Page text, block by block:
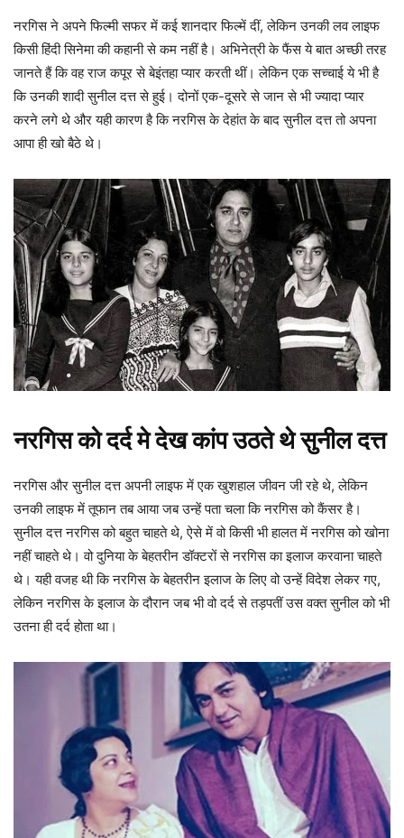
नरगिस ने अपने फिल्मी सफर में कई शानदार फिल्में दीं, लेकिन उनकी लव लाइफ
किसी हिंदी सिनेमा की कहानी से कम नहीं है। अभिनेत्री के फैंस ये बात अच्छी तरह
जानते हैं कि वह राज कपूर से बेइंतहा प्यार करती थीं। लेकिन एक सच्चाई ये भी है
कि उनकी शादी सुनील दत्त से हुई। दोनों एक-दूसरे से जान से भी ज्यादा प्यार
करने लगे थे और यही कारण है कि नरगिस के देहांत के बाद सुनील दत्त तो अपना
आपा ही खो बैठे थे।
नरगिस को दर्द मे देख कांप उठते थे सुनील दत्त
नरगिस और सुनील दत्त अपनी लाइफ में एक खुशहाल जीवन जी रहे थे, लेकिन
उनकी लाइफ में तूफान तब आया जब उन्हें पता चला कि नरगिस को कैंसर है।
सुनील दत्त नरगिस को बहुत चाहते थे, ऐसे में वो किसी भी हालत में नरगिस को खोना
नहीं चाहते थे। वो दुनिया के बेहतरीन डॉक्टरों से नरगिस का इलाज करवाना चाहते
थे। यही वजह थी कि नरगिस के बेहतरीन इलाज के लिए वो उन्हें विदेश लेकर गए,
लेकिन नरगिस के इलाज के दौरान जब भी वो दर्द से तड़पतीं उस वक्त सुनील को भी
उतना ही दर्द होता था।